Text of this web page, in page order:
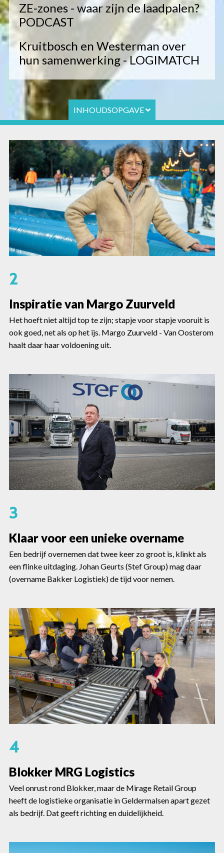
ZE-zones - waar zijn de laadpalen?
PODCAST
Kruitbosch en Westerman over
hun samenwerking - LOGIMATCH
INHOUDSOPGAVE
2
Inspiratie van Margo Zuurveld
Het hoeft niet altijd top te zijn; stapje voor stapje vooruit is
ook goed, net als op het ijs. Margo Zuurveld - Van Oosterom
haalt daar haar voldoening uit.
3
Klaar voor een unieke overname
Een bedrijf overnemen dat twee keer zo groot is, klinkt als
een flinke uitdaging. Johan Geurts (Stef Group) mag daar
(overname Bakker Logistiek) de tijd voor nemen.
4
Blokker MRG Logistics
Veel onrust rond Blokker, maar de Mirage Retail Group
heeft de logistieke organisatie in Geldermalsen apart gezet
als bedrijf. Dat geeft richting en duidelijkheid.